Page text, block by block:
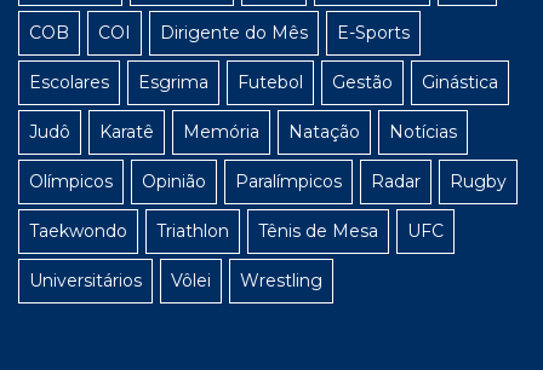
COB COI Dirigente do Mês E-Sports
Escolares Esgrima Futebol Gestão Ginástica
Judô Karatê Memória Natação Notícias
Olímpicos Opinião Paralímpicos Radar Rugby
Taekwondo Triathlon Tênis de Mesa UFC
Universitários Vôlei Wrestling